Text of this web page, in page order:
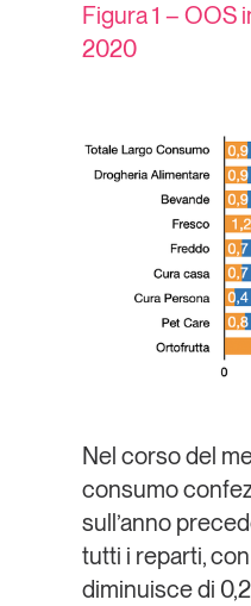
Figura 1 – OOS
2020
Nel corso del
consumo
sull’anno
tutti i reparti,
diminuisce di